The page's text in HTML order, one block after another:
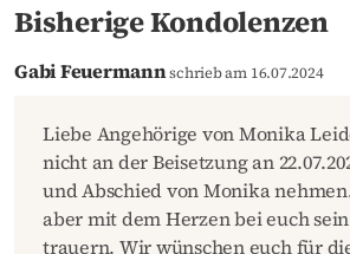
Bisherige Kondolenzen
Gabi Feuermannschrieb am 16.07.2024
Liebe Angehörige von Monika
nicht an der Beisetzung an
und Abschied von Monika
aber mit dem Herzen bei euch
trauern. Wir wünschen euch für